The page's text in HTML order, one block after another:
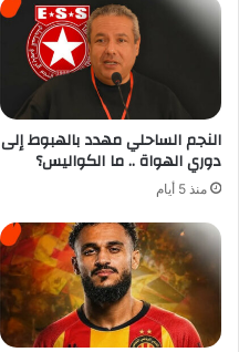
النجم الساحلي مهدد بالهبوط إلى
دوري الهواة .. ما الكواليس؟
منذ 5 أيام